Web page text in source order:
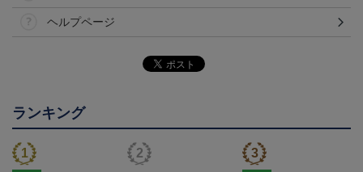
ヘルプページ
ランキング